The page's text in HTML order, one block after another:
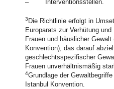
–
Interventionsstellen.
3 Die Richtlinie erfolgt in
Europarats zur Verhütung
Frauen und häuslicher
Konvention), das darauf
geschlechtsspezifischer
Frauen unverhältnismäßig
4Grundlage der
Istanbul Konvention.